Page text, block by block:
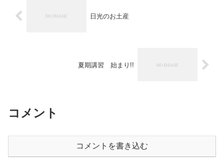
日光のお土産
夏期講習 始まり!!
コメント
コメントを書き込む